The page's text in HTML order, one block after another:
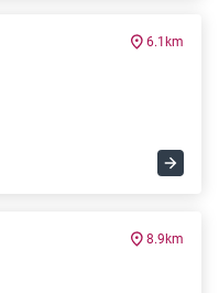
6.1km
8.9km